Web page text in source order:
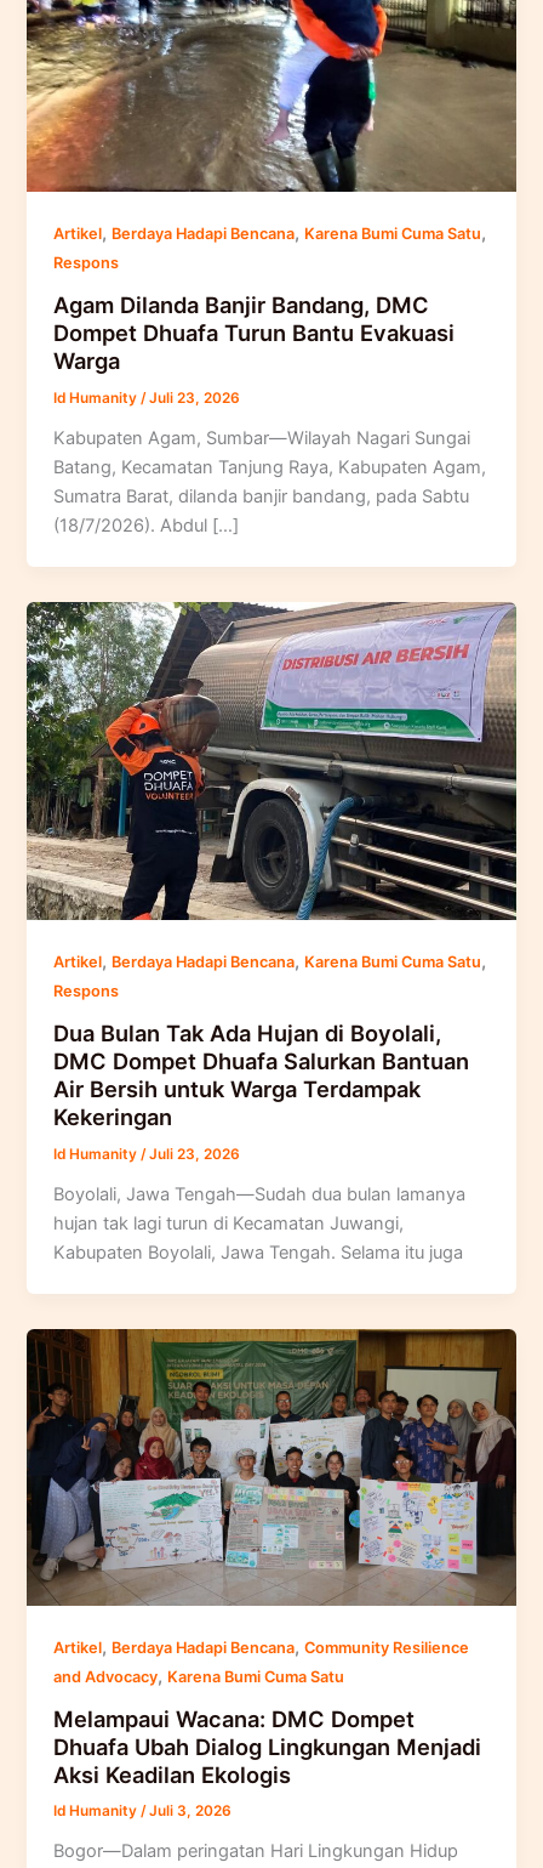
Artikel, Berdaya Hadapi Bencana, Karena Bumi Cuma Satu,
Respons
Agam Dilanda Banjir Bandang, DMC
Dompet Dhuafa Turun Bantu Evakuasi
Warga
Id Humanity/Juli 23, 2026
Kabupaten Agam, Sumbar—Wilayah Nagari Sungai
Batang, Kecamatan Tanjung Raya, Kabupaten Agam,
Sumatra Barat, dilanda banjir bandang, pada Sabtu
(18/7/2026). Abdul […]
Artikel, Berdaya Hadapi Bencana, Karena Bumi Cuma Satu,
Respons
Dua Bulan Tak Ada Hujan di Boyolali,
DMC Dompet Dhuafa Salurkan Bantuan
Air Bersih untuk Warga Terdampak
Kekeringan
Id Humanity /Juli 23, 2026
Boyolali, Jawa Tengah—Sudah dua bulan lamanya
hujan tak lagi turun di Kecamatan Juwangi,
Kabupaten Boyolali, Jawa Tengah. Selama itu juga
Artikel, Berdaya Hadapi Bencana,Community Resilience
and Advocacy, Karena Bumi Cuma Satu
Melampaui Wacana: DMC Dompet
Dhuafa Ubah Dialog Lingkungan Menjadi
Aksi Keadilan Ekologis
Id Humanity/Juli 3, 2026
Bogor—Dalam peringatan Hari Lingkungan Hidup